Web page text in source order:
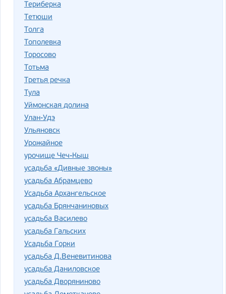
Териберка
Тетюши
Толга
Тополевка
Торосово
Тотьма
Третья речка
Тула
Уймонская долина
Улан-Удэ
Ульяновск
Урожайное
урочище Чеч-Кыш
усадьба «Дивные звоны»
усадьба Абрамцево
Усадьба Архангельское
усадьба Брянчаниновых
усадьба Василево
усадьба Гальских
Усадьба Горки
усадьба Д.Веневитинова
усадьба Даниловское
усадьба Дворяниново